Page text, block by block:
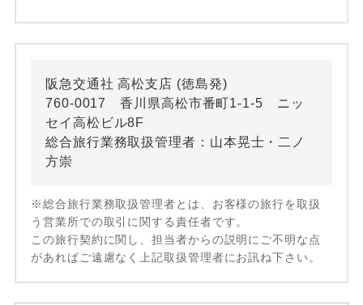
阪急交通社 高松支店 (徳島発)
760-0017 香川県高松市番町1-1-5 ニッ
セイ高松ビル8F
総合旅行業務取扱管理者：山本晃士・二ノ
方崇
※総合旅行業務取扱管理者とは、お客様の旅行を取扱
う営業所での取引に関する責任者です。
この旅行契約に関し、担当者からの説明にご不明な点
があればご遠慮なく上記取扱管理者にお訊ね下さい。